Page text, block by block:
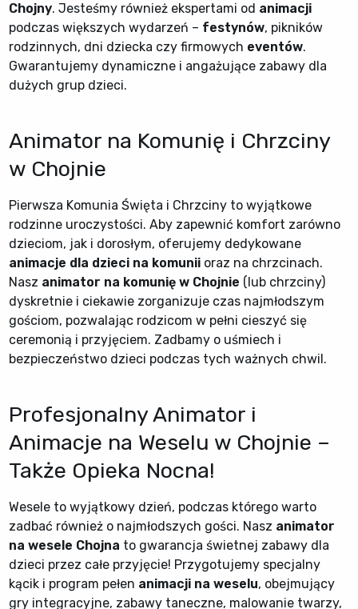
Chojny. Jesteśmy również ekspertami od animacji
podczas większych wydarzeń – festynów, pikników
rodzinnych, dni dziecka czy firmowych eventów.
Gwarantujemy dynamiczne i angażujące zabawy dla
dużych grup dzieci.
Animator na Komunię i Chrzciny
w Chojnie
Pierwsza Komunia Święta i Chrzciny to wyjątkowe
rodzinne uroczystości. Aby zapewnić komfort zarówno
dzieciom, jak i dorosłym, oferujemy dedykowane
animacje dla dzieci na komunii oraz na chrzcinach.
Nasz animator na komunię w Chojnie (lub chrzciny)
dyskretnie i ciekawie zorganizuje czas najmłodszym
gościom, pozwalając rodzicom w pełni cieszyć się
ceremonią i przyjęciem. Zadbamy o uśmiech i
bezpieczeństwo dzieci podczas tych ważnych chwil.
Profesjonalny Animator i
Animacje na Weselu w Chojnie –
Także Opieka Nocna!
Wesele to wyjątkowy dzień, podczas którego warto
zadbać również o najmłodszych gości. Nasz animator
na wesele Chojna to gwarancja świetnej zabawy dla
dzieci przez całe przyjęcie! Przygotujemy specjalny
kącik i program pełen animacji na weselu, obejmujący
gry integracyjne, zabawy taneczne, malowanie twarzy,